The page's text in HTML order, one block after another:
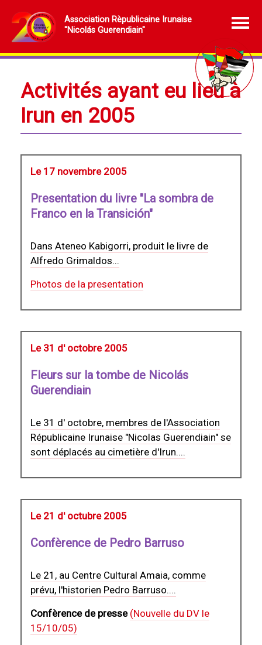
Association Rèpublicaine Irunaise
"Nicolás Guerendiain"
Activités ayant eu lieu à
Irun en 2005
Le 17 novembre 2005
Presentation du livre "La sombra de
Franco en la Transición"
Dans Ateneo Kabigorri, produit le livre de
Alfredo Grimaldos...
Photos de la presentation
Le 31 d' octobre 2005
Fleurs sur la tombe de Nicolás
Guerendiain
Le 31 d' octobre, membres de l'Association
Républicaine Irunaise "Nicolas Guerendiain" se
sont déplacés au cimetière d'Irun....
Le 21 d' octubre 2005
Confèrence de Pedro Barruso
Le 21, au Centre Cultural Amaia, comme
prévu, l'historien Pedro Barruso....
Confèrence de presse (Nouvelle du DV le
15/10/05)